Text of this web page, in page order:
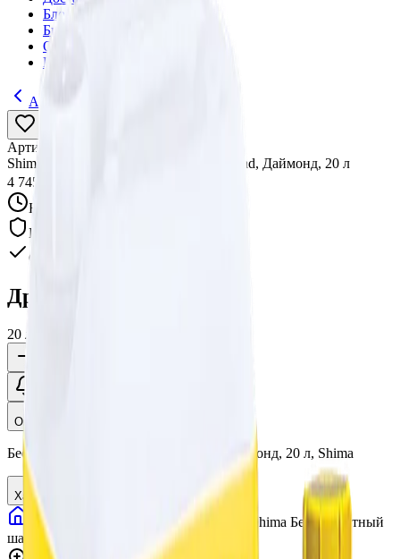
Блог
Бренды
О компании
Контакты
Автошампуни
Артикул:
Shima Бесконтактный шампунь Diamond, Даймонд, 20 л
4 745 ₽
Нет в наличии
Гарантия качества
Оригинал
Другие варианты:
20 л
Описание
Бесконтактный шампунь Diamond, Даймонд, 20 л, Shima
Характеристики
Автошампуни
Shima Бесконтактный
шампунь Diamond, Даймонд, 20 л